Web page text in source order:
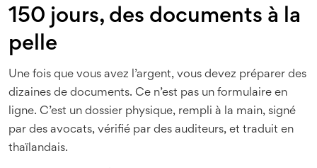
150 jours, des documents à la
pelle
Une fois que vous avez l’argent, vous devez préparer des
dizaines de documents. Ce n’est pas un formulaire en
ligne. C’est un dossier physique, rempli à la main, signé
par des avocats, vérifié par des auditeurs, et traduit en
thaïlandais.